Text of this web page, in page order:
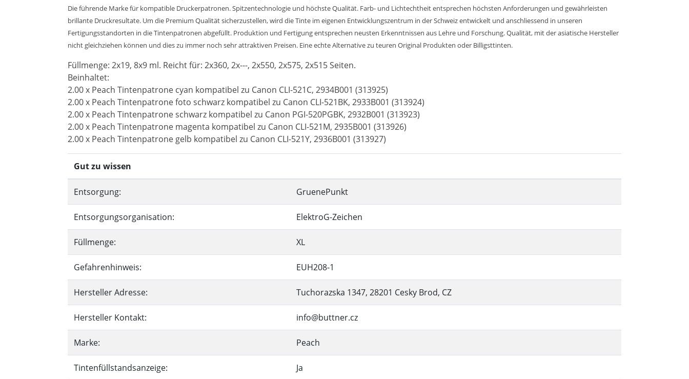
Die führende Marke für kompatible Druckerpatronen. Spitzentechnologie und höchste Qualität. Farb- und Lichtechtheit entsprechen höchsten Anforderungen und gewährleisten
brillante Druckresultate. Um die Premium Qualität sicherzustellen, wird die Tinte im eigenen Entwicklungszentrum in der Schweiz entwickelt und anschliessend in unseren
Fertigungsstandorten in die Tintenpatronen abgefüllt. Produktion und Fertigung entsprechen neusten Erkenntnissen aus Lehre und Forschung. Qualität, mit der asiatische Hersteller
nicht gleichziehen können und dies zu immer noch sehr attraktiven Preisen. Eine echte Alternative zu teuren Original Produkten oder Billigsttinten.
Füllmenge: 2x19, 8x9 ml. Reicht für: 2x360, 2x---, 2x550, 2x575, 2x515 Seiten.
Beinhaltet:
2.00 x Peach Tintenpatrone cyan kompatibel zu Canon CLI-521C, 2934B001 (313925)
2.00 x Peach Tintenpatrone foto schwarz kompatibel zu Canon CLI-521BK, 2933B001 (313924)
2.00 x Peach Tintenpatrone schwarz kompatibel zu Canon PGI-520PGBK, 2932B001 (313923)
2.00 x Peach Tintenpatrone magenta kompatibel zu Canon CLI-521M, 2935B001 (313926)
2.00 x Peach Tintenpatrone gelb kompatibel zu Canon CLI-521Y, 2936B001 (313927)
Gut zu wissen
Entsorgung: GruenePunkt
Entsorgungsorganisation: ElektroG-Zeichen
Füllmenge: XL
Gefahrenhinweis: EUH208-1
Hersteller Adresse: Tuchorazska 1347, 28201 Cesky Brod, CZ
Hersteller Kontakt: info@buttner.cz
Marke: Peach
Tintenfüllstandsanzeige: Ja